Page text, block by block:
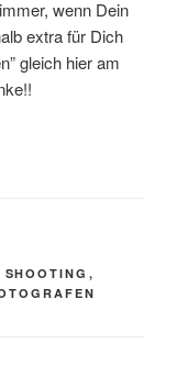
wenn Dein
extra für Dich
gleich hier am
SHOOTING ,